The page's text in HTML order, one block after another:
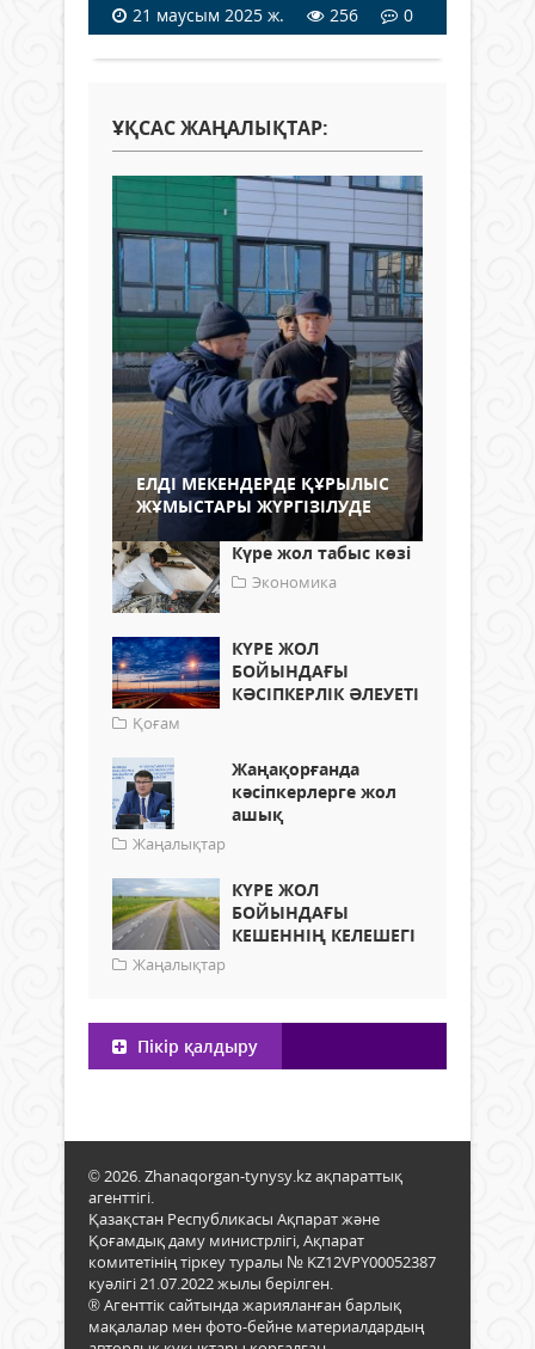
21 маусым 2025 ж.
256 0
ҰҚСАС ЖАҢАЛЫҚТАР:
ЕЛДІ МЕКЕНДЕРДЕ ҚҰРЫЛЫС
ЖҰМЫСТАРЫ ЖҮРГІЗІЛУДЕ
Күре жол табыс көзі
Экономика
КҮРЕ ЖОЛ
БОЙЫНДАҒЫ
КӘСІПКЕРЛІК ӘЛЕУЕТІ
Қоғам
Жаңақорғанда
кәсіпкерлерге жол
ашық
Жаңалықтар
КҮРЕ ЖОЛ
БОЙЫНДАҒЫ
КЕШЕННІҢ КЕЛЕШЕГІ
Жаңалықтар
Пікір қалдыру
© 2026. Zhanaqorgan-tynysy.kz ақпараттық
агенттігі.
Қазақстан Республикасы Ақпарат және
Қоғамдық даму министрлігі, Ақпарат
комитетінің тіркеу туралы № KZ12VPY00052387
куәлігі 21.07.2022 жылы берілген.
® Агенттік сайтында жарияланған барлық
мақалалар мен фото-бейне материалдардың